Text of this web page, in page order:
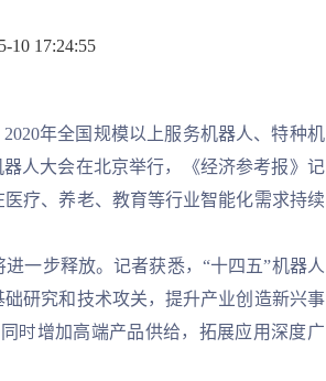
10 17:24:55
年全国规模以上服务机器人、特种机
人大会在北京举行，《经济参考报》记
疗、养老、教育等行业智能化需求持续
一步释放。记者获悉，“十四五”机器人
研究和技术攻关，提升产业创造新兴事
时增加高端产品供给，拓展应用深度广